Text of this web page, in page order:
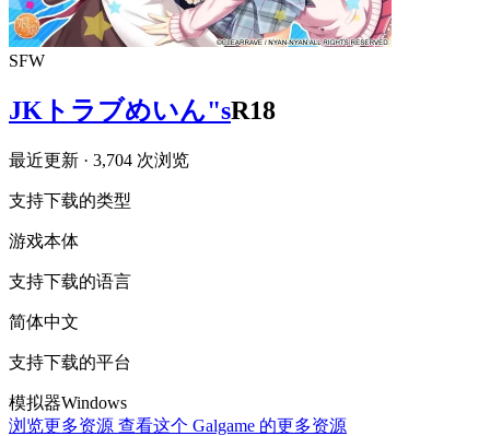
SFW
JKトラブめいん"sR18
最近更新 · 3,704 次浏览
支持下载的类型
游戏本体
支持下载的语言
简体中文
支持下载的平台
模拟器Windows
浏览更多资源 查看这个 Galgame 的更多资源